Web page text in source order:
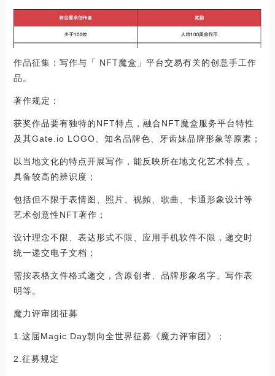
作品征集：写作与「 NFT魔盒」平台交易有关的创意手工作
品。
著作规定：
获奖作品要有独特的NFT特点，融合NFT魔盒服务平台特性
及其Gate.io LOGO、知名品牌色、牙齿妹品牌形象等原素；
以当地文化的特点开展写作，能反映所在地文化艺术特点，
具备较高的辨识度；
包括但不限于表情图、照片、视頻、歌曲、卡通形象设计等
艺术创意性NFT著作；
设计理念不限、表达形式不限、应用手机软件不限，递交时
统一递交电子文档；
需按表格文件格式递交，含原创者、品牌形象名字、写作表
明等。
魔力评审团征募
1.这届Magic Day朝向全世界征募《魔力评审团》；
2.征募规定